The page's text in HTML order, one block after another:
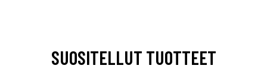
SUOSITELLUT TUOTTEET